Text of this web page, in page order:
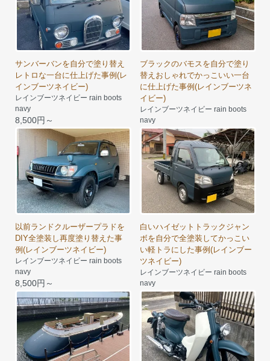
サンバーバンを自分で塗り替え
レトロな一台に仕上げた事例(レ
インブーツネイビー)
レインブーツネイビー rain boots
navy
8,500円～
ブラックのバモスを自分で塗り
替えおしゃれでかっこいい一台
に仕上げた事例(レインブーツネ
イビー)
レインブーツネイビー rain boots
navy
8,500円～
以前ランドクルーザープラドを
DIY全塗装し再度塗り替えた事
例(レインブーツネイビー)
レインブーツネイビー rain boots
navy
8,500円～
白いハイゼットトラックジャン
ボを自分で全塗装してかっこい
い軽トラにした事例(レインブー
ツネイビー)
レインブーツネイビー rain boots
navy
8,500円～